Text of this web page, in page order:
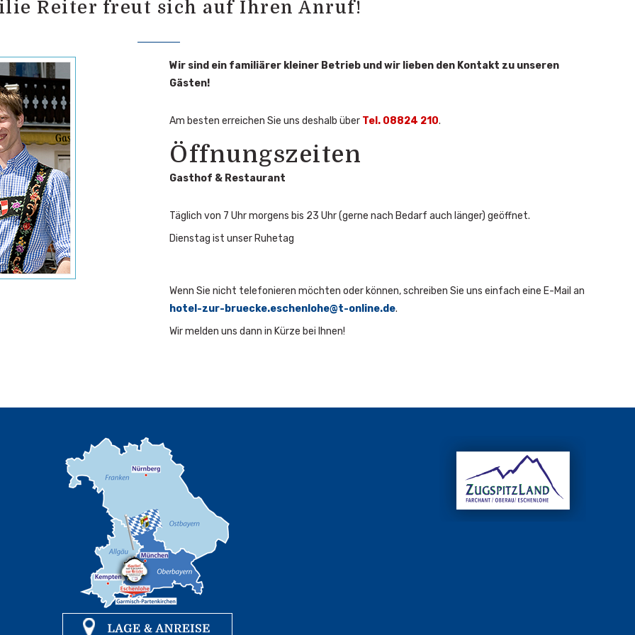
Reiter freut sich auf Ihren Anruf!
Wir sind ein familiärer kleiner Betrieb und wir lieben den Kontakt zu unseren
Gästen!
Am besten erreichen Sie uns deshalb über Tel. 08824 210.
Öffnungszeiten
Gasthof & Restaurant
Täglich von 7 Uhr morgens bis 23 Uhr (gerne nach Bedarf auch länger) geöffnet.
Dienstag ist unser Ruhetag
Wenn Sie nicht telefonieren möchten oder können, schreiben Sie uns einfach eine E-Mail an
hotel-zur-bruecke.eschenlohe@t-online.de.
Wir melden uns dann in Kürze bei Ihnen!